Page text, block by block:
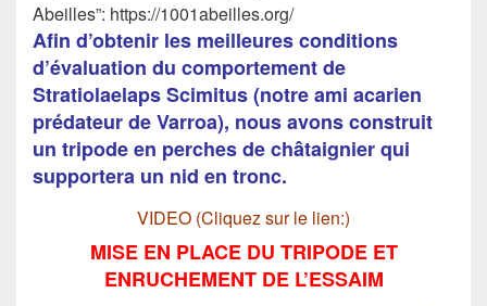
Abeilles”: https://1001abeilles.org/
Afin d’obtenir les meilleures conditions
d’évaluation du comportement de
Stratiolaelaps Scimitus (notre ami acarien
prédateur de Varroa), nous avons construit
un tripode en perches de châtaignier qui
supportera un nid en tronc.
VIDEO (Cliquez sur le lien:)
MISE EN PLACE DU TRIPODE ET
ENRUCHEMENT DE L’ESSAIM